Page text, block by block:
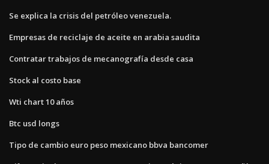
Se explica la crisis del petróleo venezuela.
Empresas de reciclaje de aceite en arabia saudita
Contratar trabajos de mecanografía desde casa
Stock al costo base
Wti chart 10 años
Btc usd longs
Tipo de cambio euro peso mexicano bbva bancomer